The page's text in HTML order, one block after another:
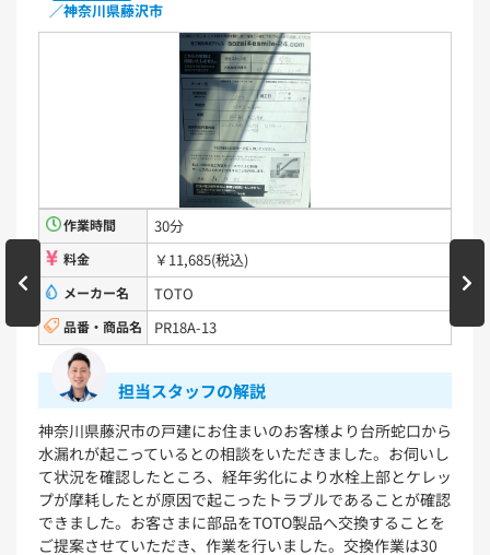
TLS05301J TLS05301Z
TLC32ER TLC32ERZ LF-E345SYCN
TBV03401Z1 TBV03423J1
洗面化粧台
VシリーズLMPB060A1GDC1G+LDPB060BAGEN2
VシリーズLMPB075A1GDC1G+LDPB075BAGEN2
VシリーズLMPB075A3GDC1G+LDPB075BAGEN2
VシリーズLMPB075B1GDC1G+LDPB075BAGEN2
VシリーズLMPB075B3GDC1G+LDPB075BAGEN2
浴室
シンラ サザナ
／神奈川県藤沢市
作業時間 30分
料金 ￥11,685(税込)
メーカー名 TOTO
品番・商品名 PR18A-13
担当スタッフの解説
神奈川県藤沢市の戸建にお住まいのお客様より台所蛇口から
水漏れが起こっているとの相談をいただきました。お伺いし
て状況を確認したところ、経年劣化により水栓上部とケレッ
プが摩耗したとが原因で起こったトラブルであることが確認
できました。お客さまに部品をTOTO製品へ交換することを
ご提案させていただき、作業を行いました。交換作業は30